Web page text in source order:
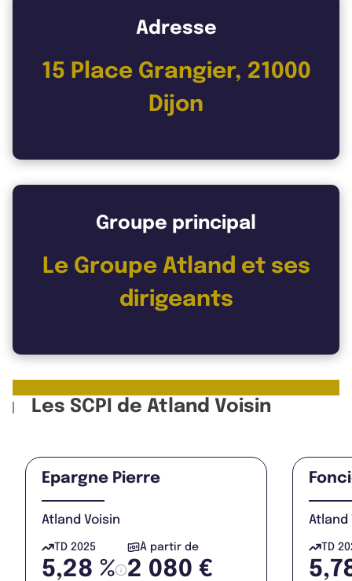
Adresse
15 Place Grangier, 21000
Dijon
Groupe principal
Le Groupe Atland et ses
dirigeants
Les SCPI de Atland Voisin
Epargne Pierre
Atland Voisin
TD 2025
5,28 %
À partir de
2 080 €
Atland
TD